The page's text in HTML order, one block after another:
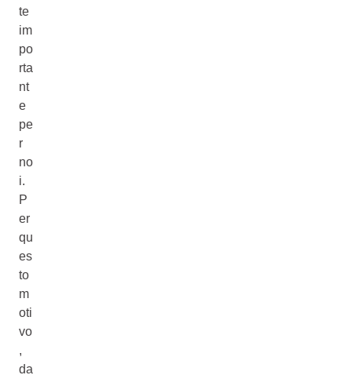
te
im
po
rta
nt
e
pe
r
no
i.
P
er
qu
es
to
m
oti
vo
,
da